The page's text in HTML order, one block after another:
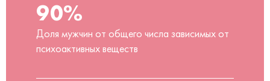
90%
Доля мужчин от общего числа зависимых от
психоактивных веществ